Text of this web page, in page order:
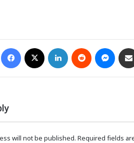
Facebook LinkedIn Reddit
will not be published. Required fields